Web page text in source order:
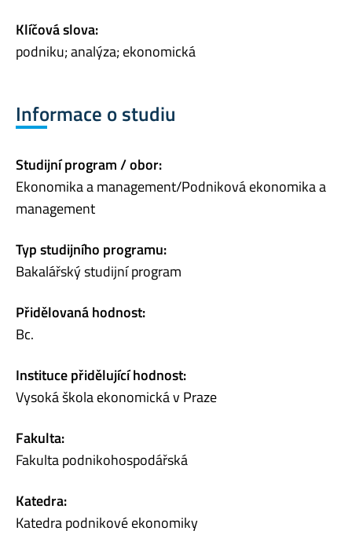
Klíčová slova:
podniku; analýza; ekonomická
Informace o studiu
Studijní program / obor:
Ekonomika a management/Podniková ekonomika a
management
Typ studijního programu:
Bakalářský studijní program
Přidělovaná hodnost:
Bc.
Instituce přidělující hodnost:
Vysoká škola ekonomická v Praze
Fakulta:
Fakulta podnikohospodářská
Katedra:
Katedra podnikové ekonomiky